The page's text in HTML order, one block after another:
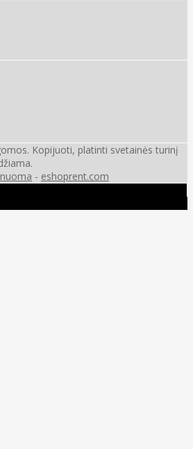
Kopijuoti, platinti svetainės turinį
- eshoprent.com